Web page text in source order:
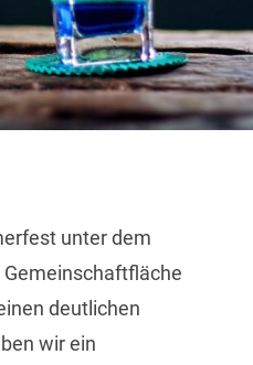
unter dem
deutlichen
wir ein